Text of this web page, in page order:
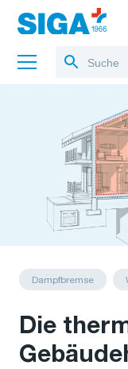
Referenzen
Dampfbremse
Die